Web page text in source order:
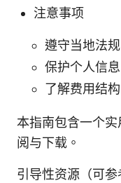
注意事项
遵守当地法
保护个人信
了解费用结
本指南包含一个
阅与下载。
引导性资源（可参